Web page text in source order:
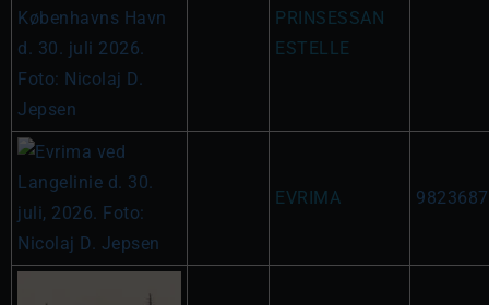
PRINSESSAN
ESTELLE
EVRIMA 9823687